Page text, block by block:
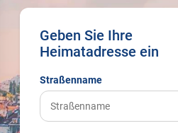
Geben Sie Ihre
Heimatadresse ein
Straßenname